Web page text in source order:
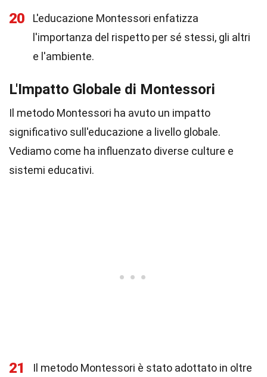
20
L'educazione Montessori enfatizza
l'importanza del rispetto per sé stessi, gli altri
e l'ambiente.
L'Impatto Globale di Montessori
Il metodo Montessori ha avuto un impatto
significativo sull'educazione a livello globale.
Vediamo come ha influenzato diverse culture e
sistemi educativi.
21
Il metodo Montessori è stato adottato in oltre